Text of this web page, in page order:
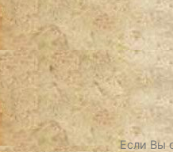
Если Вы